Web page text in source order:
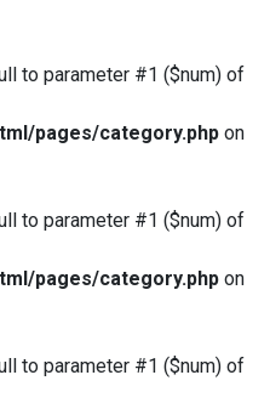
to parameter #1 ($num) of
pages/category.php on
to parameter #1 ($num) of
pages/category.php on
to parameter #1 ($num) of